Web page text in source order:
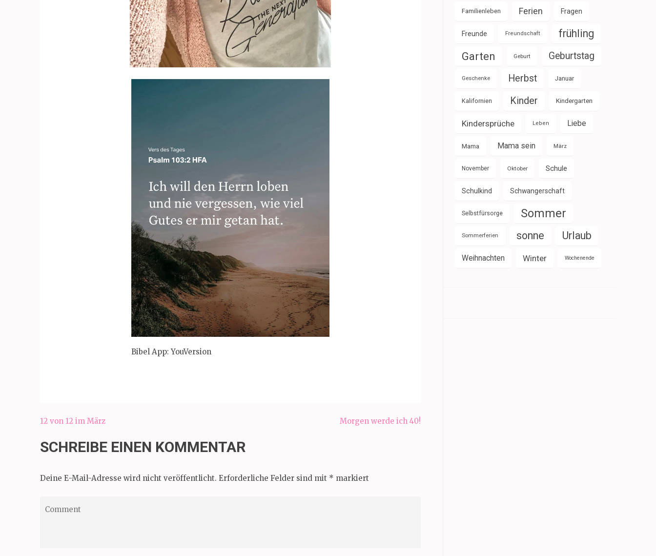
Bibel App: YouVersion
Beitragsnavigation
12 von 12 im März Morgen werde ich 40!
SCHREIBE EINEN KOMMENTAR
Deine E-Mail-Adresse wird nicht veröffentlicht. Erforderliche Felder sind mit * markiert
Familienleben Ferien Fragen
Freunde Freundschaft frühling
Garten Geburt Geburtstag
Geschenke Herbst Januar
Kalifornien Kinder Kindergarten
Kindersprüche Leben Liebe
Mama Mama sein März
November Oktober Schule
Schulkind Schwangerschaft
Selbstfürsorge Sommer
Sommerferien sonne Urlaub
Weihnachten Winter Wochenende